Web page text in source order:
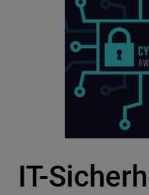
IT-